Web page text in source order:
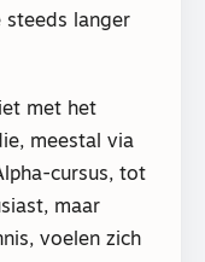
steeds langer
met het
meestal via
cursus, tot
maar
voelen zich